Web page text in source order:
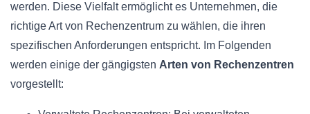
werden. Diese Vielfalt ermöglicht es Unternehmen, die
richtige Art von Rechenzentrum zu wählen, die ihren
spezifischen Anforderungen entspricht. Im Folgenden
werden einige der gängigsten Arten von Rechenzentren
vorgestellt: